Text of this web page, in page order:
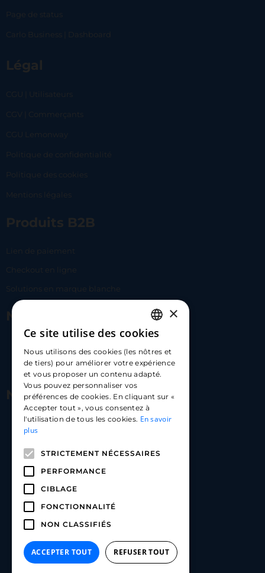
Page de status
Carlo Business | Dashboard
Légal
CGU | Utilisateurs
CGV | Commerçants
CGU Lemonway
Politique de confidentialité
Politique des cookies
Mentions légales
Produits B2B
Lien de paiement
Checkout en ligne
Solutions en marque blanche
Nous contacter
hello@carloapp.com
Nous suivre
Carlo App | Instagram
Carlo App | Linkedin
FRENCH
ENGLISH
SPANISH
×
Ce site utilise des cookies
Nous utilisons des cookies (les nôtres et
de tiers) pour améliorer votre expérience
et vous proposer un contenu adapté.
Vous pouvez personnaliser vos
préférences de cookies. En cliquant sur «
Accepter tout », vous consentez à
l'utilisation de tous les cookies. En savoir
plus
STRICTEMENT NÉCESSAIRES
PERFORMANCE
CIBLAGE
FONCTIONNALITÉ
NON CLASSIFIÉS
ACCEPTER TOUT REFUSER TOUT